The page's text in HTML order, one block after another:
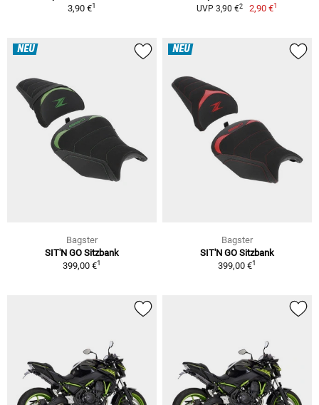
3,90 €1 UVP 3,90 €2 2,90 €1
NEU
Bagster
SIT'N GO Sitzbank
399,00 €1
NEU
Bagster
SIT'N GO Sitzbank
399,00 €1